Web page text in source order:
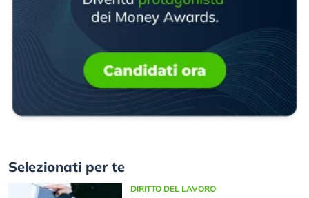
Selezionati per te
DIRITTO DEL LAVORO